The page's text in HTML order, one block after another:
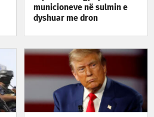
municioneve në sulmin e
dyshuar me dron